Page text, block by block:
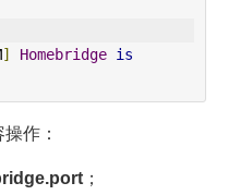
] Homebridge is
作：
；